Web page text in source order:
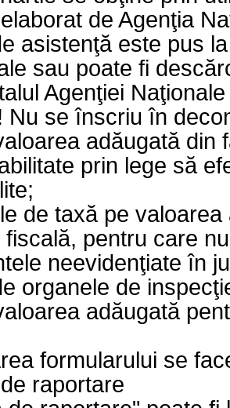
de Agenţia
asistenţă este pus
sau poate fi
Agenţiei
Nu se înscriu în
adăugată din
prin lege să
de taxă pe
pentru care
neevidenţiate în
organele de
adăugată
formularului se
raportare